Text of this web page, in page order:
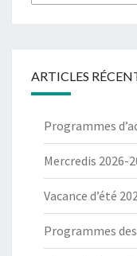
ARTICLES
Programmes
Mercredis 2026-
Vacance d’été
Programmes